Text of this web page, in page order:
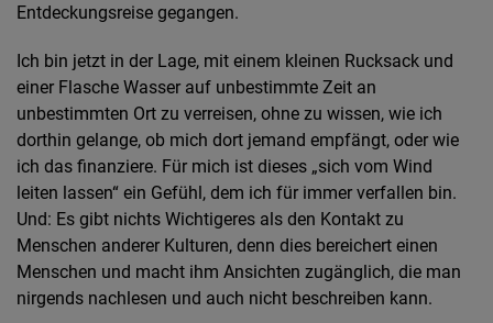
Entdeckungsreise gegangen.
Ich bin jetzt in der Lage, mit einem kleinen Rucksack und
einer Flasche Wasser auf unbestimmte Zeit an
unbestimmten Ort zu verreisen, ohne zu wissen, wie ich
dorthin gelange, ob mich dort jemand empfängt, oder wie
ich das finanziere. Für mich ist dieses „sich vom Wind
leiten lassen“ ein Gefühl, dem ich für immer verfallen bin.
Und: Es gibt nichts Wichtigeres als den Kontakt zu
Menschen anderer Kulturen, denn dies bereichert einen
Menschen und macht ihm Ansichten zugänglich, die man
nirgends nachlesen und auch nicht beschreiben kann.